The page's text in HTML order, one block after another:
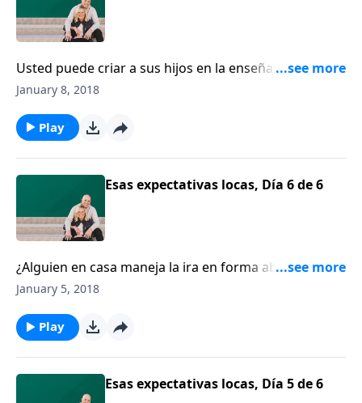
Usted puede criar a sus hijos en la enseñanza y el
consejo del Señor, pero se requiere la obra del
Platicaremos con Francis Chan sobre la persona a
quien él llama “el Dios olvidado”.
January 8, 2018
Play
Esas expectativas locas, Día 6 de 6
¿Alguien en casa maneja la ira en forma abusiva?
¿Usted ha tratado de persuadir a esa persona que no
a buscar ayuda.
January 5, 2018
Play
Esas expectativas locas, Día 5 de 6